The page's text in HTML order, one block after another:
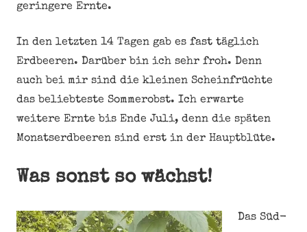
geringere Ernte.
In den letzten 14 Tagen gab es fast täglich
Erdbeeren. Darüber bin ich sehr froh. Denn
auch bei mir sind die kleinen Scheinfrüchte
das beliebteste Sommerobst. Ich erwarte
weitere Ernte bis Ende Juli, denn die späten
Monatserdbeeren sind erst in der Hauptblüte.
Was sonst so wächst!
Das Süd-